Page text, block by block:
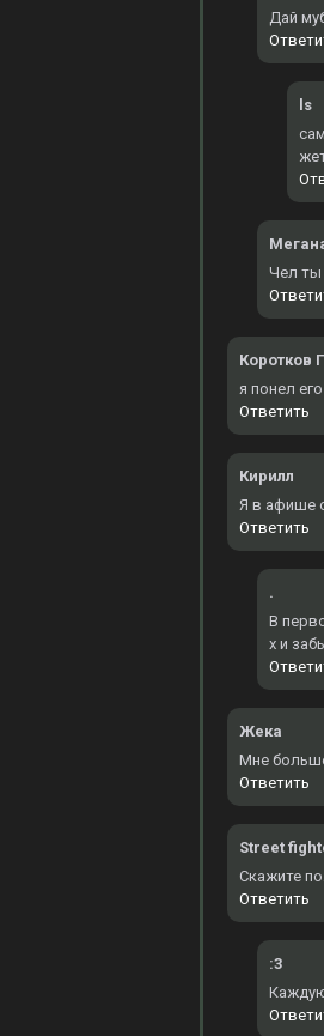
Дай
ls
Чел ты
Коротков
я понел
Ответить
Кирилл
Я в афише
Ответить
.
В
х и
Жека
Мне
Ответить
Street
Скажите
Ответить
:3